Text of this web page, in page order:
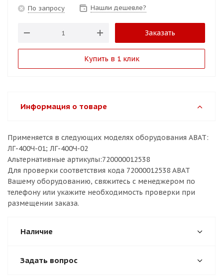
По запросу Нашли дешевле?
Заказать
Купить в 1 клик
Информация о товаре
Применяется в следующих моделях оборудования ABAT:
ЛГ-400Ч-01; ЛГ-400Ч-02
Альтернативные артикулы:720000012538
Для проверки соответствия кода 72000012538 ABAT
Вашему оборудованию, свяжитесь с менеджером по
телефону или укажите необходимость проверки при
размещении заказа.
Наличие
Задать вопрос